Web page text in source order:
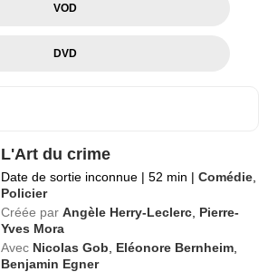
VOD
DVD
L'Art du crime
Date de sortie inconnue | 52 min | Comédie
Policier
Créée par Angèle Herry-Leclerc Pierre-
Yves Mora
Avec Nicolas Gob Eléonore Bernheim
Benjamin Egner